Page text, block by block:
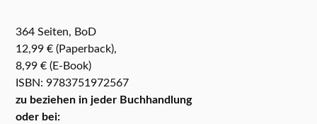
364 Seiten, BoD
12,99 € (Paperback),
8,99 € (E-Book)
ISBN: 9783751972567
zu beziehen in jeder Buchhandlung
oder bei: